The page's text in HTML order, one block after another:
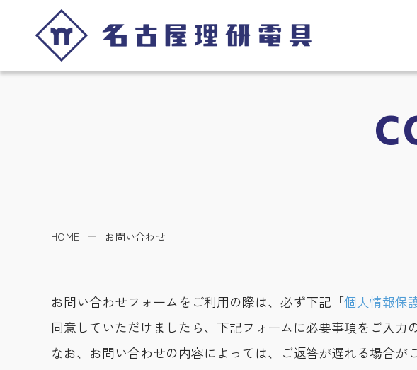
HOME お問い合わせ
お問い合わせフォームをご利用の際は、必ず下記「個人情報保
同意していただけましたら、下記フォームに必要事項をご入力
なお、お問い合わせの内容によっては、ご返答が遅れる場合が